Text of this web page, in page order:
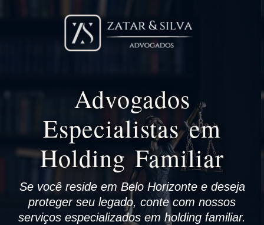
Advogados
Especialistas em
Holding Familiar
Se você reside em Belo Horizonte e deseja
proteger seu legado, conte com nossos
serviços especializados em holding familiar.